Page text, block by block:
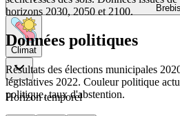
Climat
Horizon temporel
horizons 2030, 2050 et 2100.
Données politiques
Résultats des élections municipales
législatives 2022. Couleur politique
politique, taux d'abstention.